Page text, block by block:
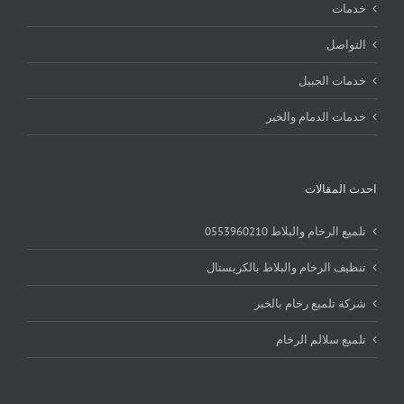
خدمات
التواصل
خدمات الجبيل
خدمات الدمام والخبر
احدث المقالات
تلميع الرخام والبلاط 0553960210
تنظيف الرخام والبلاط بالكريستال
شركة تلميع رخام بالخبر
تلميع سلالم الرخام